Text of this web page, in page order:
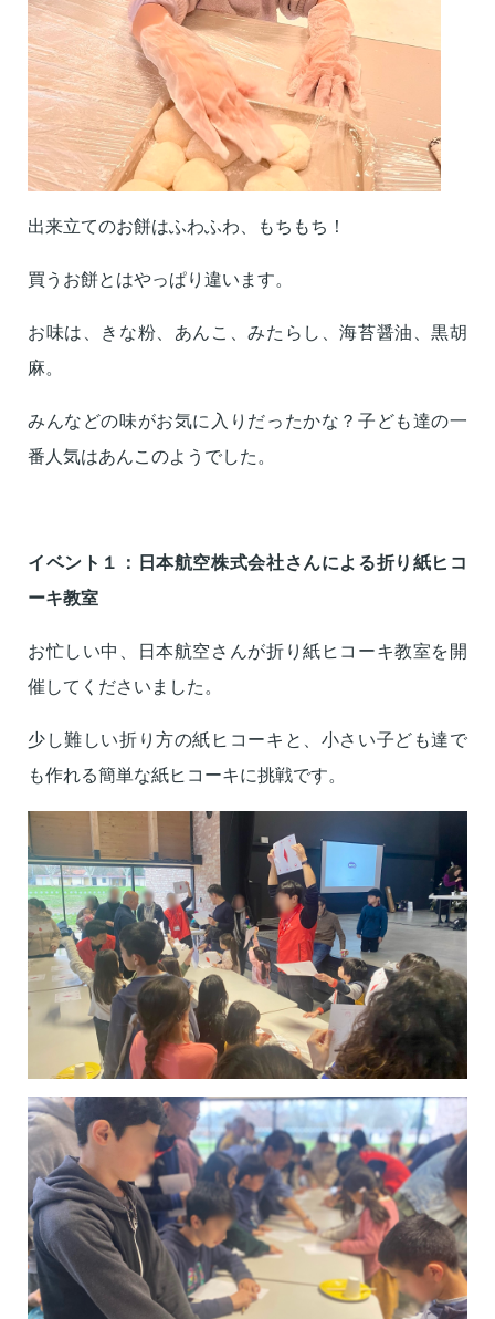
出来立てのお餅はふわふわ、もちもち！
買うお餅とはやっぱり違います。
お味は、きな粉、あんこ、みたらし、海苔醤油、黒胡
麻。
みんなどの味がお気に入りだったかな？子ども達の一
番人気はあんこのようでした。
イベント１：日本航空株式会社さんによる折り紙ヒコ
ーキ教室
お忙しい中、日本航空さんが折り紙ヒコーキ教室を開
催してくださいました。
少し難しい折り方の紙ヒコーキと、小さい子ども達で
も作れる簡単な紙ヒコーキに挑戦です。